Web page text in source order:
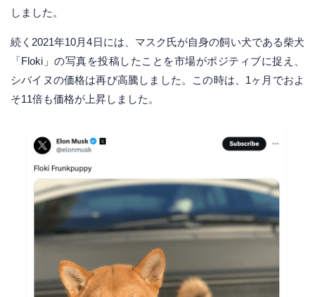
しました。
続く2021年10月4日には、マスク氏が自身の飼い犬である柴犬
「Floki」の写真を投稿したことを市場がポジティブに捉え、
シバイヌの価格は再び高騰しました。この時は、1ヶ月でおよ
そ11倍も価格が上昇しました。